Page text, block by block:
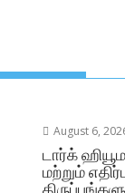
August 6,
டார்க்
மற்றும்